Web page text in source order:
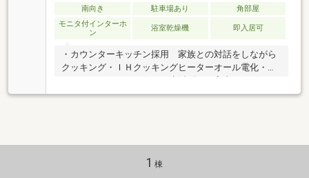
南向き 駐車場あり
角部屋
モニタ付インターホ
ン
浴室乾燥機 即入居可
・カウンターキッチン採用 家族との対話をしながら
クッキング・ＩＨクッキングヒーターオール電化・バ
ルコニーのあるキッチン 生活ゴミを室内にとどめな
い・食器洗い乾燥機・浴室乾燥機付きバスルーム ・
ト対応 １匹までペットを飼うことが可能です。・宅
配ロッカー ２４時間いつでも荷物を受け取り可能・
トランクルーム 各戸に専用トランクルーム設置・指
1 棟